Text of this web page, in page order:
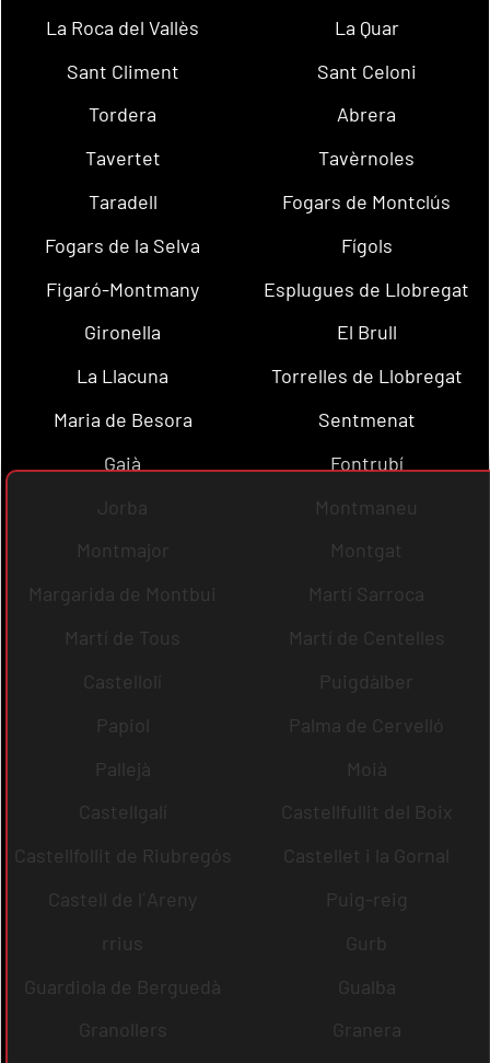
La Roca del Vallès
La Quar
Sant Climent
Sant Celoni
Tordera
Abrera
Tavertet
Tavèrnoles
Taradell
Fogars de Montclús
Fogars de la Selva
Fígols
Figaró-Montmany
Esplugues de Llobregat
Gironella
El Brull
La Llacuna
Torrelles de Llobregat
Maria de Besora
Sentmenat
Gaià
Fontrubí
Jorba
Montmaneu
Montmajor
Montgat
Margarida de Montbui
Martí Sarroca
Martí de Tous
Martí de Centelles
Castellolí
Puigdàlber
Papiol
Palma de Cervelló
Pallejà
Moià
Castellgalí
Castellfullit del Boix
Castellfollit de Riubregós
Castellet i la Gornal
Castell de l´Areny
Puig-reig
rrius
Gurb
Guardiola de Berguedà
Gualba
Granollers
Granera